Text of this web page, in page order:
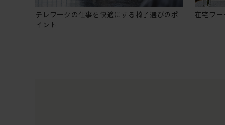
テレワークの仕事を快適にする椅子選びのポ
イント
在宅ワ